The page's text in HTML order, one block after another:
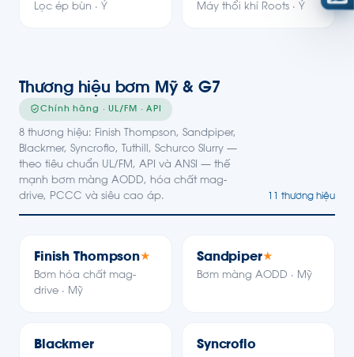
Lọc ép bùn · Ý Máy thổi khí Roots · Ý
Thương hiệu bơm Mỹ & G7
Chính hãng · UL/FM · API
8 thương hiệu: Finish Thompson, Sandpiper,
Blackmer, Syncroflo, Tuthill, Schurco Slurry —
theo tiêu chuẩn UL/FM, API và ANSI — thế
mạnh bơm màng AODD, hóa chất mag-
drive, PCCC và siêu cao áp.
11 thương hiệu
Finish Thompson★
Bơm hóa chất mag-
drive · Mỹ
Sandpiper★
Bơm màng AODD · Mỹ
Blackmer Syncroflo